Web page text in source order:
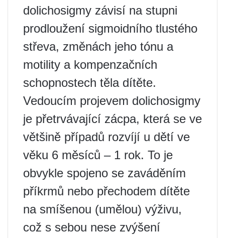
dolichosigmy závisí na stupni
prodloužení sigmoidního tlustého
střeva, změnách jeho tónu a
motility a kompenzačních
schopnostech těla dítěte.
Vedoucím projevem dolichosigmy
je přetrvávající zácpa, která se ve
většině případů rozvíjí u dětí ve
věku 6 měsíců – 1 rok. To je
obvykle spojeno se zaváděním
příkrmů nebo přechodem dítěte
na smíšenou (umělou) výživu,
což s sebou nese zvýšení